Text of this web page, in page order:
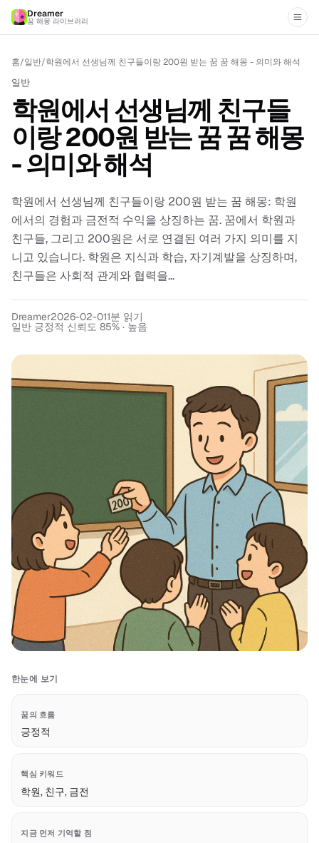
Dreamer
꿈 해몽 라이브러리
홈/일반/학원에서 선생님께 친구들이랑 200원 받는 꿈 꿈 해몽 - 의미와 해석
일반
학원에서 선생님께 친구들
이랑 200원 받는 꿈 꿈 해몽
- 의미와 해석
학원에서 선생님께 친구들이랑 200원 받는 꿈 해몽: 학원
에서의 경험과 금전적 수익을 상징하는 꿈. 꿈에서 학원과
친구들, 그리고 200원은 서로 연결된 여러 가지 의미를 지
니고 있습니다. 학원은 지식과 학습, 자기계발을 상징하며,
친구들은 사회적 관계와 협력을...
Dreamer2026-02-011분 읽기
일반 긍정적 신뢰도 85% · 높음
한눈에 보기
꿈의 흐름
긍정적
핵심 키워드
학원, 친구, 금전
지금 먼저 기억할 점